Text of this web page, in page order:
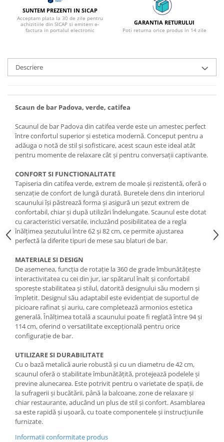
SUNTEM PREZENTI IN SICAP
Acceptam plata la 30 de zile pentru
achizitiile din SICAP si emitem e-
factura in portalul electronic
GARANTIA RETURULUI
Poti returna orice produs in 14 zile
Descriere
Scaun de bar Padova, verde, catifea
Scaunul de bar Padova din catifea verde este un amestec perfect
între confortul superior și estetica modernă. Conceput pentru a
adăuga o notă de stil și sofisticare, acest scaun este ideal atât
pentru momente de relaxare cât și pentru conversații captivante.
CONFORT SI FUNCTIONALITATE
Tapiseria din catifea verde, extrem de moale și rezistentă, oferă o
senzație de confort de lungă durată. Buretele dens din interiorul
scaunului își păstrează forma și asigură un șezut extrem de
confortabil, chiar și după utilizări îndelungate. Scaunul este dotat
cu caracteristici versatile, incluzând posibilitatea de a regla
înălțimea șezutului între 62 și 82 cm, ce permite ajustarea
perfectă la diferite tipuri de mese sau blaturi de bar.
MATERIALE SI DESIGN
De asemenea, funcția de rotație la 360 de grade îmbunătățește
interactivitatea cu cei din jur, iar spătarul înalt și confortabil
sporește stabilitatea și stilul, datorită designului său modern și
împletit. Designul său adaptabil este evidențiat de suportul de
picioare rafinat și auriu, care completează armonios estetica
generală. Înălțimea totală a scaunului poate fi reglată între 94 și
114 cm, oferind o versatilitate excepțională pentru orice
configurație de bar.
UTILIZARE SI DURABILITATE
Cu o bază metalică aurie robustă și cu un diametru de 42 cm,
scaunul oferă o stabilitate îmbunătățită, protejează podelele și
previne alunecarea. Este potrivit pentru o varietate de spații, de
la sufragerii și bucătării, până la balcoane, zone de relaxare și
chiar restaurante, aducând un plus de stil și confort. Asamblarea
sa este rapidă și ușoară, cu toate componentele și instrucțiunile
furnizate.
Informatii conformitate produs